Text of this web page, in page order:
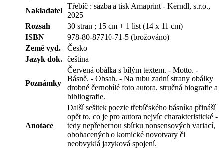
Nakladatel
Třebíč : sazba a tisk Amaprint - Kerndl, s.r.o.,
2025
Rozsah
30 stran ; 15 cm + 1 list (14 x 11 cm)
ISBN
978-80-87710-71-5 (brožováno)
Země vyd.
Česko
Jazyk dok. čeština
Poznámky
Červená obálka s bílým textem. - Motto. -
Básně. - Obsah. - Na rubu zadní strany obálky
drobné černobílé foto autora, stručná biografie a
bibliografie.
Anotace
Další sešitek poezie třebíčského básníka přináší
opět to, co je pro autora nejvíc charakteristické -
tedy nepřebernou sbírku nonsensových variací,
obohacených o komické novotvary či
neobvyklá jazyková spojení.